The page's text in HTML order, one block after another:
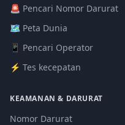
🚨 Pencari Nomor Darurat
🗺️ Peta Dunia
📱 Pencari Operator
⚡ Tes kecepatan
KEAMANAN & DARURAT
Nomor Darurat